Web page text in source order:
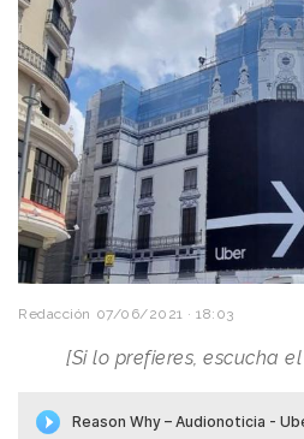
Redacción 07/06/2021 · 18:03
[Si lo prefieres, escucha